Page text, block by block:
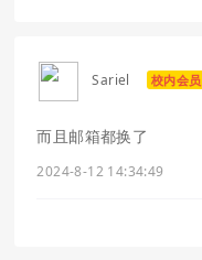
Sariel 校内会员
而且邮箱都换了
2024-8-12 14:34:49